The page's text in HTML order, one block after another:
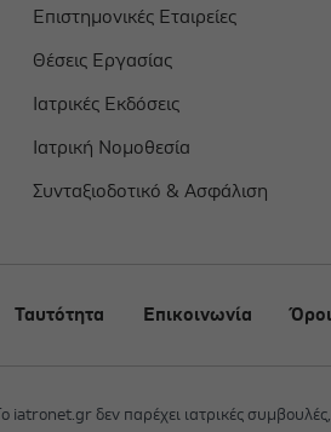
Επιστημονικές Εταιρείες
Θέσεις Εργασίας
Ιατρικές Εκδόσεις
Ιατρική Νομοθεσία
Συνταξιοδοτικό & Ασφάλιση
Ταυτότητα Επικοινωνία
Το iatronet.gr δεν παρέχει ιατρικές